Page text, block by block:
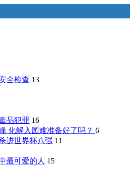
全检查 13
品犯罪 16
化解入园难准备好了吗？ 6
进世界杯八强 11
最可爱的人 15